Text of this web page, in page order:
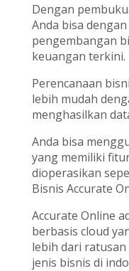
Dengan
Anda bisa
pengembangan
keuangan terkini.
Perencanaan
lebih mudah
menghasilkan
Anda bisa
yang memiliki
dioperasikan
Bisnis Accurate
Accurate Online
berbasis cloud
lebih dari
jenis bisnis di